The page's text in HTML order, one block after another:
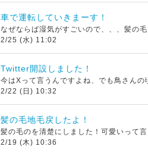
車で運転していきまーす！
2/25 (水) 11:02
Twitter開設しました！
2/22 (日) 10:32
髪の毛地毛戻したよ！
2/19 (木) 10:36